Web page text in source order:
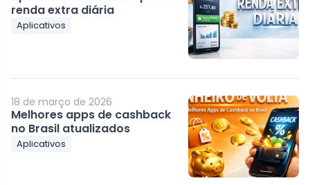
renda extra diária
Aplicativos
18 de março de 2026
Melhores apps de cashback
no Brasil atualizados
Aplicativos